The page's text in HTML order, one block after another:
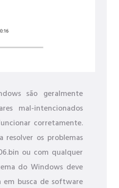
são geralmente
mal-intencionados
corretamente.
resolver os problemas
ou com qualquer
do Windows deve
em busca de software